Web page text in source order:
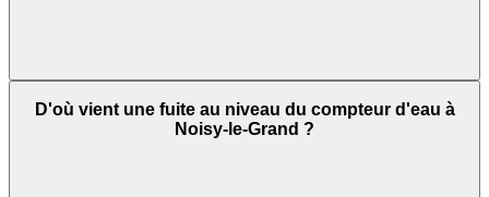
D'où vient une fuite au niveau du compteur d'eau à
Noisy-le-Grand ?